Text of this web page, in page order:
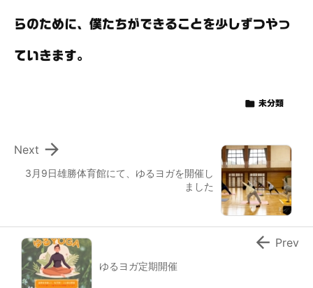
らのために、僕たちができることを少しずつやっ
ていきます。
 未分類
3月9日雄勝体育館にて、ゆるヨガを開催し
ました

Next
ゆるヨガ定期開催
 Prev